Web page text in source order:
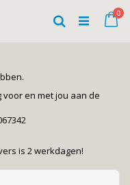
0
Zoeken
voor en met jou aan de
is 2 werkdagen!